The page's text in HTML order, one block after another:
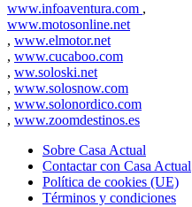
www.infoaventura.com ,
www.motosonline.net
, www.elmotor.net
, www.cucaboo.com
, ww.soloski.net
, www.solosnow.com
, www.solonordico.com
, www.zoomdestinos.es
Sobre Casa Actual
Contactar con Casa Actual
Política de cookies (UE)
Términos y condiciones